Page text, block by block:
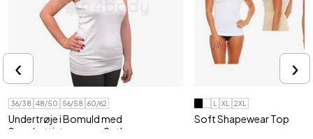
36/38 48/50 56/58 60/62
Undertrøje i Bomuld med
Spaghettistropper - 2 stk
XL 2XL
Soft Shapewear Top
‹ ›